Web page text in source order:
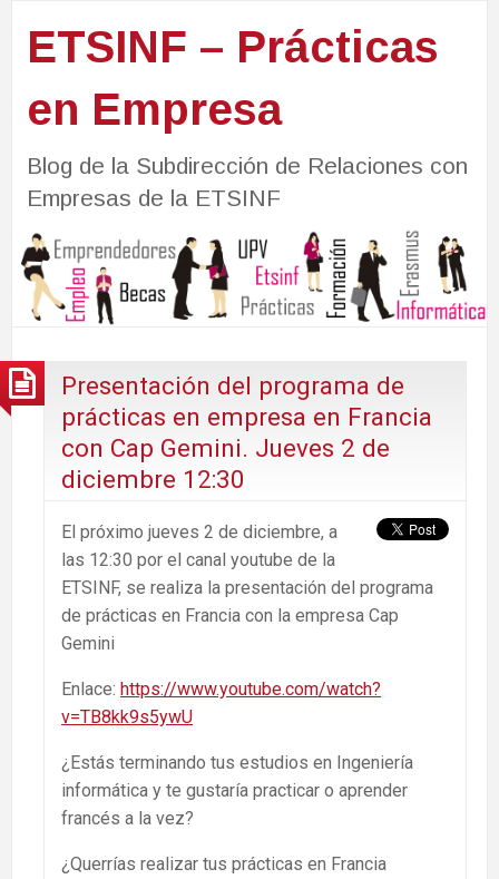
ETSINF – Prácticas
en Empresa
Blog de la Subdirección de Relaciones con
Empresas de la ETSINF
Presentación del programa de
prácticas en empresa en Francia
con Cap Gemini. Jueves 2 de
diciembre 12:30
El próximo jueves 2 de diciembre, a
las 12:30 por el canal youtube de la
ETSINF, se realiza la presentación del programa
de prácticas en Francia con la empresa Cap
Gemini
Enlace: https://www.youtube.com/watch?
v=TB8kk9s5ywU
¿Estás terminando tus estudios en Ingeniería
informática y te gustaría practicar o aprender
francés a la vez?
¿Querrías realizar tus prácticas en Francia